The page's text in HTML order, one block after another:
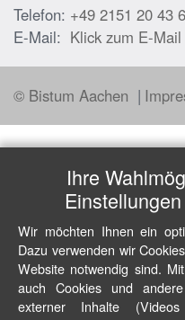
Telefon: +49 2151 20 43
E-Mail: Klick zum E-
© Bistum Aachen
Ihre
Wir möchten Ihnen ein
Dazu verwenden wir
Website notwendig sind.
auch Cookies und
externer Inhalte